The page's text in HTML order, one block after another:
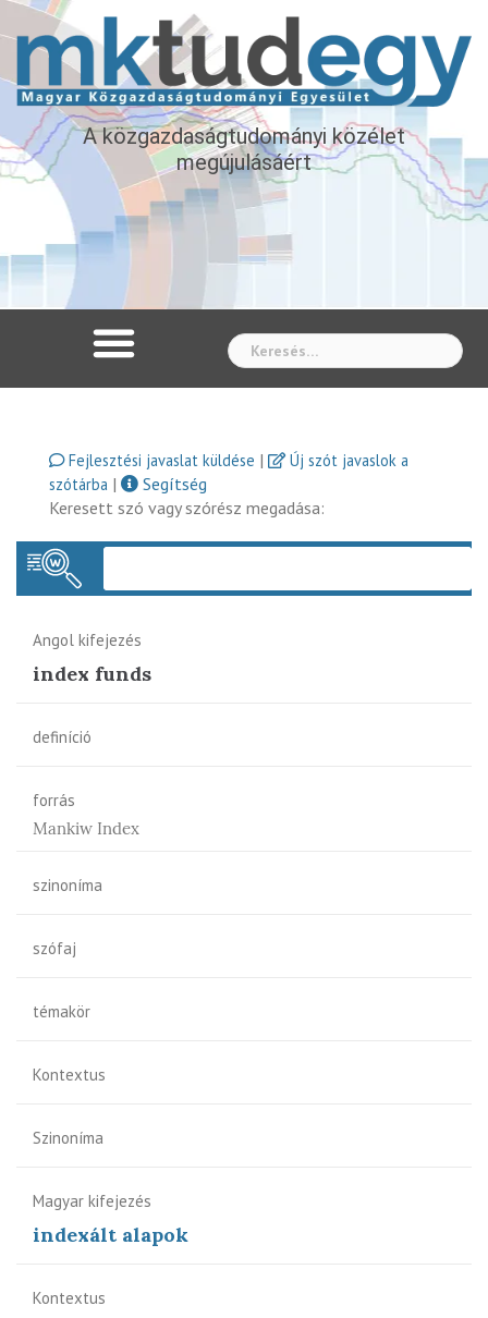
A közgazdaságtudományi közélet
megújulásáért
Fejlesztési javaslat küldése |
Új szót javaslok a
szótárba |
Segítség
Keresett szó vagy szórész megadása:
Angol kifejezés
index funds
definíció
forrás
Mankiw Index
szinoníma
szófaj
témakör
Kontextus
Szinoníma
Magyar kifejezés
indexált alapok
Kontextus